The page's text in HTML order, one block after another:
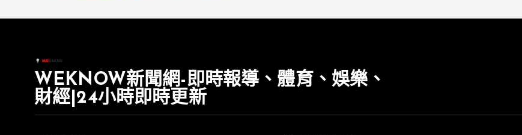
WEKNOW新聞網-即時報導、體育、娛樂、
財經|24小時即時更新